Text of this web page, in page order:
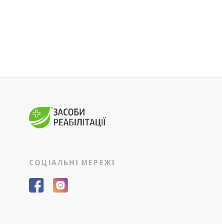
СОЦІАЛЬНІ МЕРЕЖІ